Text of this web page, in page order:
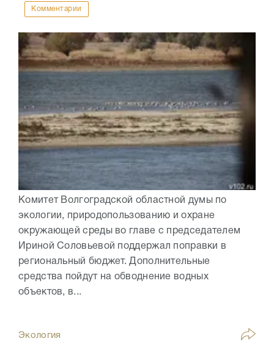
Комментарии
Комитет Волгоградской областной думы по
экологии, природопользованию и охране
окружающей среды во главе с председателем
Ириной Соловьевой поддержал поправки в
региональный бюджет. Дополнительные
средства пойдут на обводнение водных
объектов, в...
Экология